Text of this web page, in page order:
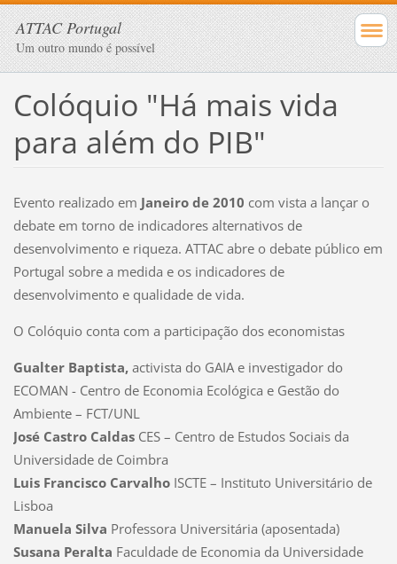
ATTAC Portugal
Um outro mundo é possível
Colóquio "Há mais vida
para além do PIB"
Evento realizado em Janeiro de 2010 com vista a lançar o
debate em torno de indicadores alternativos de
desenvolvimento e riqueza. ATTAC abre o debate público em
Portugal sobre a medida e os indicadores de
desenvolvimento e qualidade de vida.
O Colóquio conta com a participação dos economistas
Gualter Baptista, activista do GAIA e investigador do
ECOMAN - Centro de Economia Ecológica e Gestão do
Ambiente – FCT/UNL
José Castro Caldas CES – Centro de Estudos Sociais da
Universidade de Coimbra
Luis Francisco CarvalhoISCTE – Instituto Universitário de
Lisboa
Manuela Silva Professora Universitária (aposentada)
Susana Peralta Faculdade de Economia da Universidade